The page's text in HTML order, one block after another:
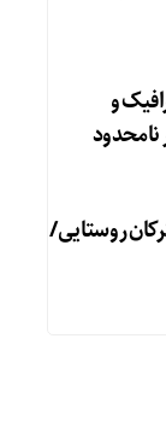
و
نامحدود
روستایی/